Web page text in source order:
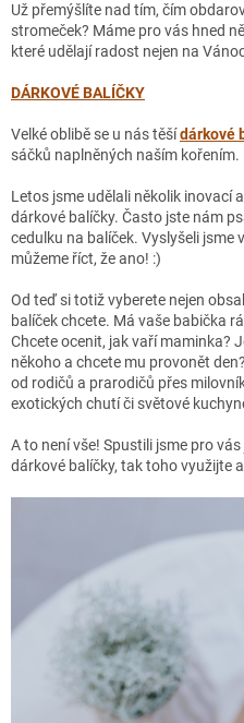
Už přemýšlíte nad tím, čím
stromeček? Máme pro vás hned
které udělají radost nejen na
DÁRKOVÉ BALÍČKY
Velké oblibě se u nás těšídárkové
sáčků naplněných naším kořením.
Letos jsme udělali několik inovací
dárkové balíčky. Často jste nám
cedulku na balíček. Vyslyšeli jsme
můžeme říct, že ano! :)
Od teď si totiž vyberete nejen
balíček chcete. Má vaše babička
Chcete ocenit, jak vaří maminka?
někoho a chcete mu provonět
od rodičů a prarodičů přes
exotických chutí či světové
A to není vše! Spustili jsme pro
dárkové balíčky, tak toho využijte